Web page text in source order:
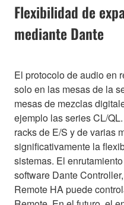
Flexibilidad de
mediante Dante
El protocolo de audio en
solo en las mesas de la
mesas de mezclas
ejemplo las series CL/
racks de E/S y de varias
significativamente la
sistemas. El
software Dante
Remote HA puede